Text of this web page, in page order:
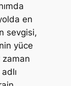
en
sevgisi,
yüce